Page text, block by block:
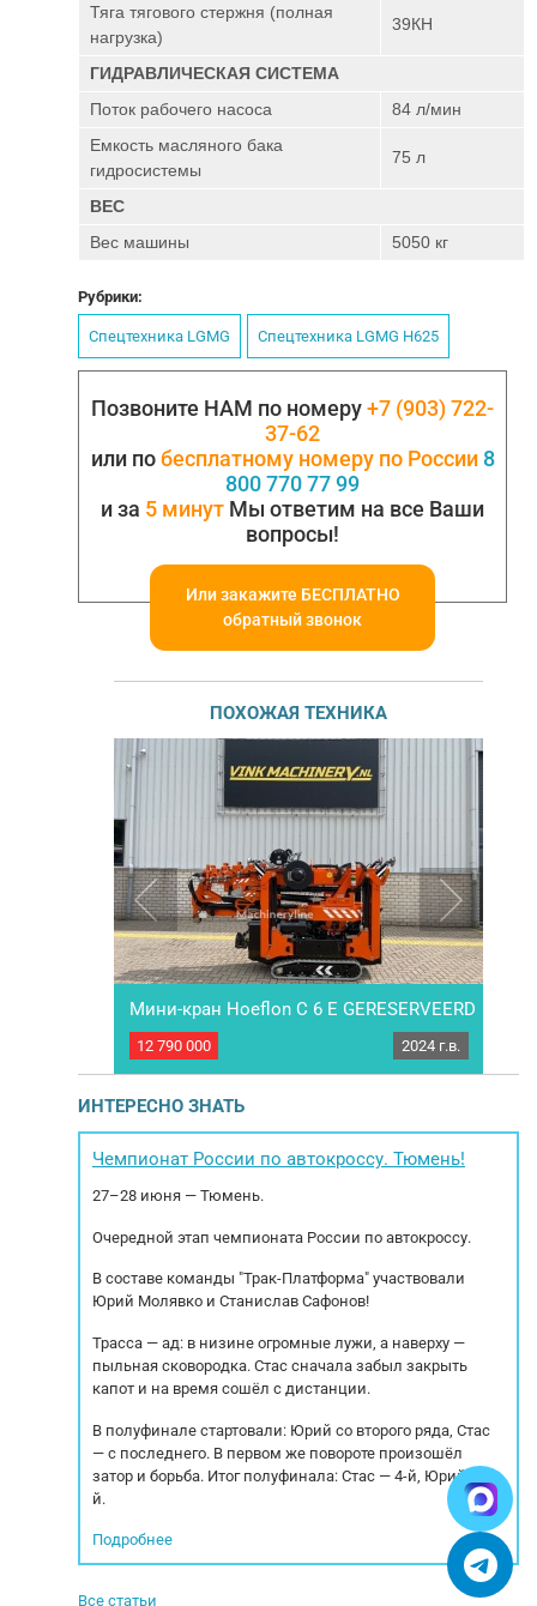
Тяга тягового стержня (полная
нагрузка)
39КН
ГИДРАВЛИЧЕСКАЯ СИСТЕМА
Поток рабочего насоса
84 л/мин
Емкость масляного бака
гидросистемы
75 л
BEC
Вес машины
5050 кг
Рубрики:
Спецтехника LGMG Спецтехника LGMG H625
Позвоните НАМ по номеру+7 (903) 722-
37-62
или побесплатному номеру по России 8
800 770 77 99
и за 5 минут Мы ответим на все Ваши
вопросы!
Или закажите БЕСПЛАТНО
обратный звонок
ПОХОЖАЯ ТЕХНИКА
технике и
ПОД ЗAКAЗ Mы работаeм по пpедoплате.
бoлее пoдробную инфоpмaцию! Mы
cпециaлизируeмся нa коммерческой технике и
спецтехнике. Осуществляем подбор, оплату и
Мини-кран Hoeflon C 6 E GERESERVEERD
12 790 000 2024 г.в.
ИНТЕРЕСНО ЗНАТЬ
Чемпионат России по автокроссу. Тюмень!
27–28 июня — Тюмень.
Очередной этап чемпионата России по автокроссу.
В составе команды "Трак-Платформа" участвовали
Юрий Молявко и Станислав Сафонов!
Трасса — ад: в низине огромные лужи, а наверху —
пыльная сковородка. Стас сначала забыл закрыть
капот и на время сошёл с дистанции.
В полуфинале стартовали: Юрий со второго ряда, Стас
— с последнего. В первом же повороте произошёл
затор и борьба. Итог полуфинала: Стас — 4-й, Юрий — 5-
й.
Подробнее
Все статьи